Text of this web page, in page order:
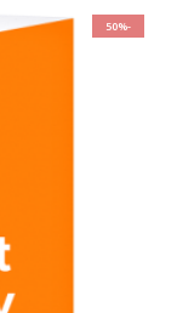
-50%